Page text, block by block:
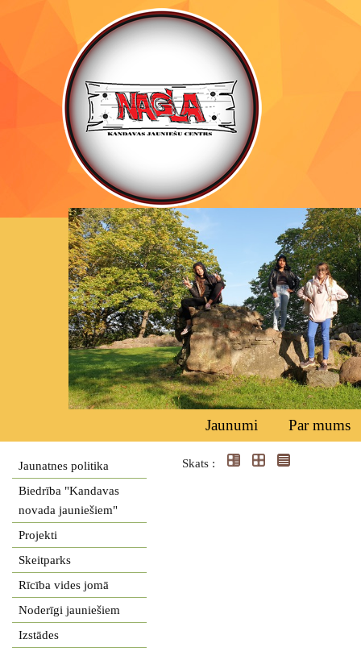
Jaunumi Par mums
Jaunatnes politika
Biedrība "Kandavas
novada jauniešiem"
Projekti
Skeitparks
Rīcība vides jomā
Noderīgi jauniešiem
Izstādes
Skats :